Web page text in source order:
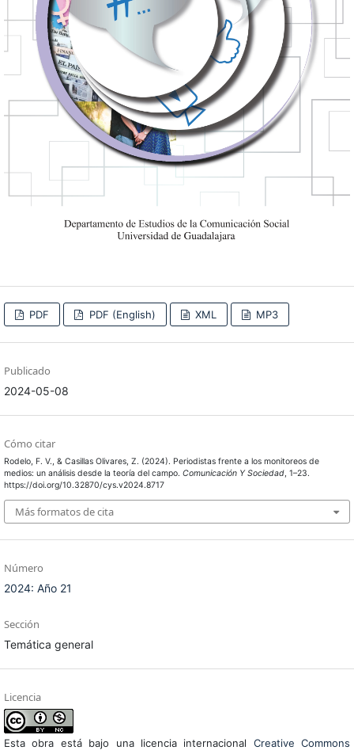
PDF PDF (English) XML MP3
Publicado
2024-05-08
Cómo citar
Rodelo, F. V., & Casillas Olivares, Z. (2024). Periodistas frente a los monitoreos de
medios: un análisis desde la teoría del campo. Comunicación Y Sociedad, 1–23.
https://doi.org/10.32870/cys.v2024.8717
Más formatos de cita
Número
2024: Año 21
Sección
Temática general
Licencia
Esta obra está bajo una licencia internacional Creative Commons